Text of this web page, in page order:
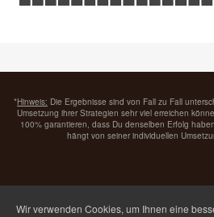
*Hinweis: Die Ergebnisse sind von Fall zu Fall
Umsetzung ihrer Strategien sehr viel erreichen
100% garantieren, dass Du denselben Erfolg
hängt von seiner individuellen
Wir verwenden Cookies, um Ihnen eine